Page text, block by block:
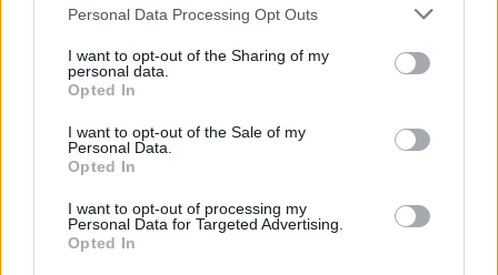
Personal Data Processing Opt Outs
I want to opt-out of the Sharing of my
personal data.
Opted In
I want to opt-out of the Sale of my
Personal Data.
Opted In
I want to opt-out of processing my
Personal Data for Targeted Advertising.
Opted In
Η συμφωνία Arval-Athlon αναδιαμορφώνει την αγορά leasing
VW: Η δύσκολη εξίσωση της
αναδιάρθρωσης
Alpha Bank: Για πρώτη φορά το